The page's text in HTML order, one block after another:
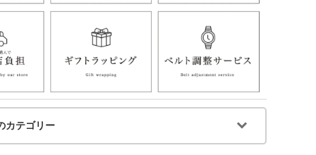
カテゴリー